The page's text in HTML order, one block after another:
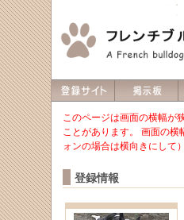
このページは画面の横幅が
ことがあります。 画面の横
ォンの場合は横向きにして
登録情報